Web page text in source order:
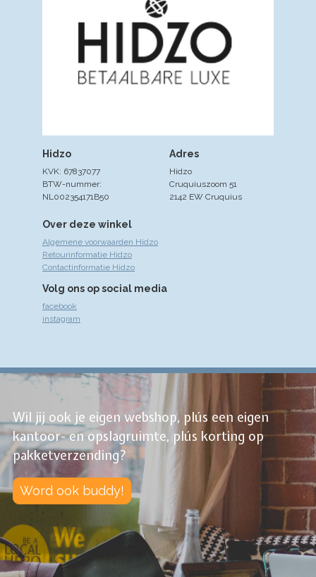
Over deze winkel
Algemene voorwaarden Hidzo
Retourinformatie Hidzo
Contactinformatie Hidzo
Volg ons op social media
facebook
instagram
Adres
Hidzo
Cruquiuszoom 51
2142 EW Cruquius
Hidzo
KVK: 67837077
BTW-nummer:
NL002354171B50
Wil jij ook je eigen webshop, plús een eigen
kantoor- en opslagruimte, plús korting op
pakketverzending?
Word ook buddy!